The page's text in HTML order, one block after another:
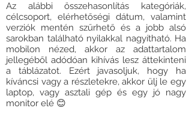
Az alábbi összehasonlítás kategóriák,
célcsoport, elérhetőségi dátum, valamint
verziók mentén szűrhető és a jobb alsó
sarokban található nyilakkal nagyítható. Ha
mobilon nézed, akkor az adattartalom
jellegéből adódóan kihívás lesz áttekinteni
a táblázatot. Ezért javasoljuk, hogy ha
kíváncsi vagy a részletekre, akkor ülj le egy
laptop, vagy asztali gép és egy jó nagy
monitor elé 😊